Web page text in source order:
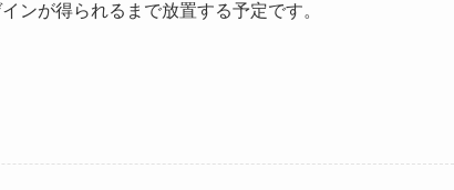
ンが得られるまで放置する予定です。